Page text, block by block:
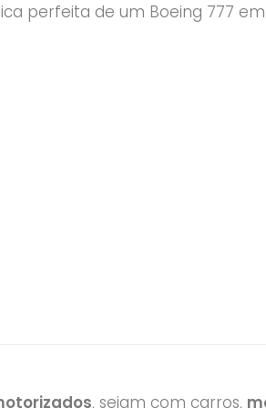
perfeita de um Boeing 777
, sejam com carros,